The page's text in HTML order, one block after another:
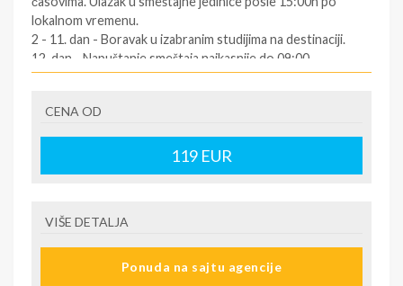
lokalnom vremenu.
2 - 11. dan - Boravak u izabranim studijima na destinaciji.
12. dan - Napuštanje smeštaja najkasnije do 09:00
časova. Slobodno vreme. Polazak za Srbiju oko podneva
informisati se kod predstavnika agencija dan pre
povratka ).
12/13. dan - Dolazak u Srbiju u ranim jutarnjim časovima.
1.dan - Dolazak na destinaciju. Obavezno kontaktirati
informacije o smestaju ( broj sobe, spratnost ). Ulaz u
CENA OD
119 EUR
VIŠE DETALJA
Ponuda na sajtu agencije